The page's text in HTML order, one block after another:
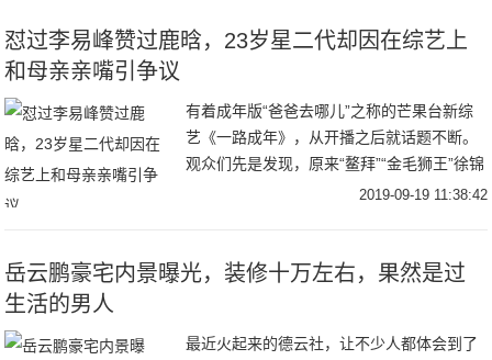
怼过李易峰赞过鹿晗，23岁星二代却因在综艺上
和母亲亲嘴引争议
有着成年版“爸爸去哪儿”之称的芒果台新综
艺《一路成年》，从开播之后就话题不断。
观众们先是发现，原来“鳌拜”“金毛狮王”徐锦
江是个生活中很依赖儿子徐菲的“幼稚萌
2019-09-19 11:38:42
岳云鹏豪宅内景曝光，装修十万左右，果然是过
生活的男人
最近火起来的德云社，让不少人都体会到了